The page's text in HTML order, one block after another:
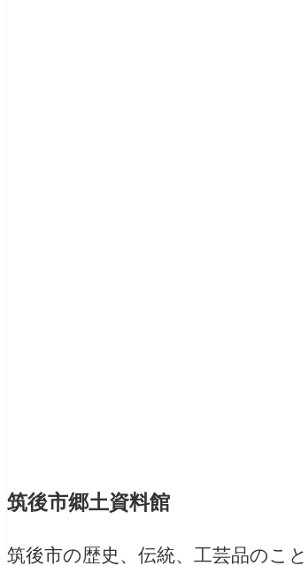
筑後市郷土資料館
筑後市の歴史、伝統、工芸品のこ